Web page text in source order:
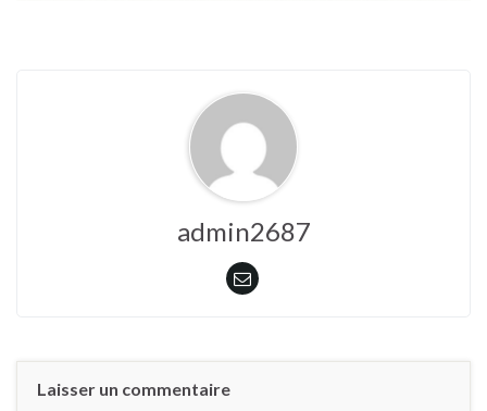
admin2687
Laisser un commentaire